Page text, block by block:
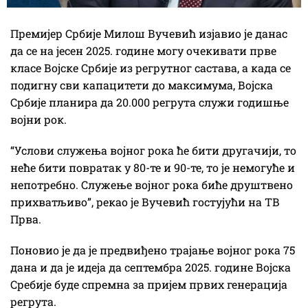
Премијер Србије Милош Вучевић изјавио је данас
да се на јесен 2025. године могу очекивати прве
класе Војске Србије из регрутног састава, а када се
подигну сви капацитети до максимума, Војска
Србије планира да 20.000 регрута служи годишње
војни рок.
“Услови служења војног рока ће бити другачији, то
неће бити повратак у 80-те и 90-те, то је немогуће и
непотребно. Служење војног рока биће друштвено
прихватљиво”, рекао је Вучевић гостујући на ТВ
Прва.
Поновио је да је предвиђено трајање војног рока 75
дана и да је идеја да септембра 2025. године Војска
Сребије буде спремна за пријем првих генерација
регрута.